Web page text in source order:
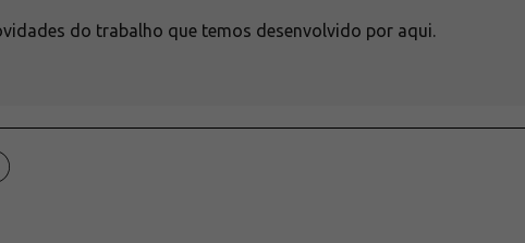
do trabalho que temos desenvolvido por aqui.